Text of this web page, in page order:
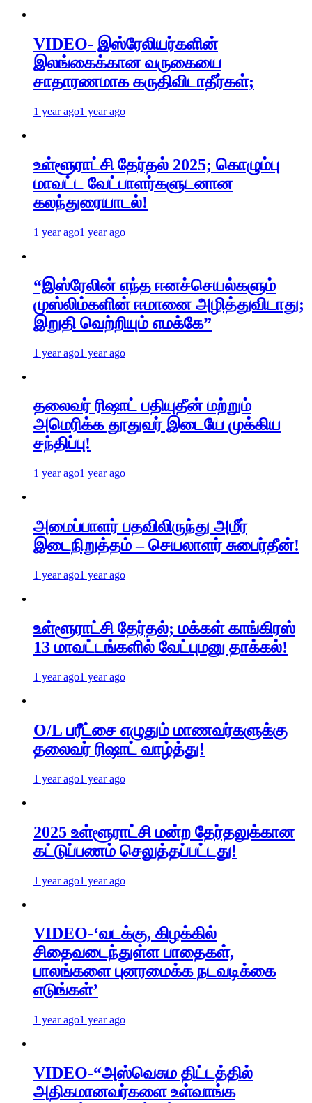
VIDEO- இஸ்ரேலியர்களின்
இலங்கைக்கான வருகையை
சாதாரணமாக கருதிவிடாதீர்கள்;
1 year ago1 year ago
உள்ளூராட்சி தேர்தல் 2025; கொழும்பு
மாவட்ட வேட்பாளர்களுடனான
கலந்துரையாடல்!
1 year ago1 year ago
“இஸ்ரேலின் எந்த ஈனச்செயல்களும்
முஸ்லிம்களின் ஈமானை அழித்துவிடாது;
இறுதி வெற்றியும் எமக்கே”
1 year ago1 year ago
தலைவர் ரிஷாட் பதியுதீன் மற்றும்
அமெரிக்க தூதுவர் இடையே முக்கிய
சந்திப்பு!
1 year ago1 year ago
அமைப்பாளர் பதவிலிருந்து அமீர்
இடைநிறுத்தம் – செயலாளர் சுபைர்தீன்!
1 year ago1 year ago
உள்ளூராட்சி தேர்தல்; மக்கள் காங்கிரஸ்
13 மாவட்டங்களில் வேட்புமனு தாக்கல்!
1 year ago1 year ago
O/L பரீட்சை எழுதும் மாணவர்களுக்கு
தலைவர் ரிஷாட் வாழ்த்து!
1 year ago1 year ago
2025 உள்ளூராட்சி மன்ற தேர்தலுக்கான
கட்டுப்பணம் செலுத்தப்பட்டது!
1 year ago1 year ago
VIDEO-‘வடக்கு, கிழக்கில்
சிதைவடைந்துள்ள பாதைகள்,
பாலங்களை புனரமைக்க நடவடிக்கை
எடுங்கள்’
1 year ago1 year ago
VIDEO-“அஸ்வெசும திட்டத்தில்
அதிகமானவர்களை உள்வாங்க